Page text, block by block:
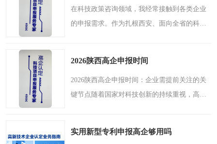
在科技政策咨询领域，我经常接触到各类企业
的申报需求。作为扎根西安、面向全省的科技
在申报高新技术企业..
2026陕西高企申报时间
2026陕西高企申报时间：企业需提前关注的关
键节点随着国家对科技创新的持续重视，高新
的企业而言，成功..
实用新型专利申报高企够用吗